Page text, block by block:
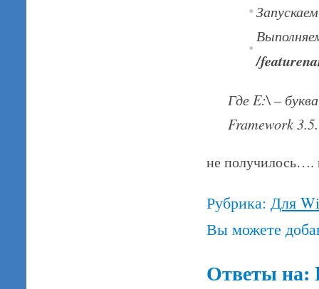
/
Где E:\ –
Framework
не получилось….
Рубрика: Для
Вы можете
Ответы на: